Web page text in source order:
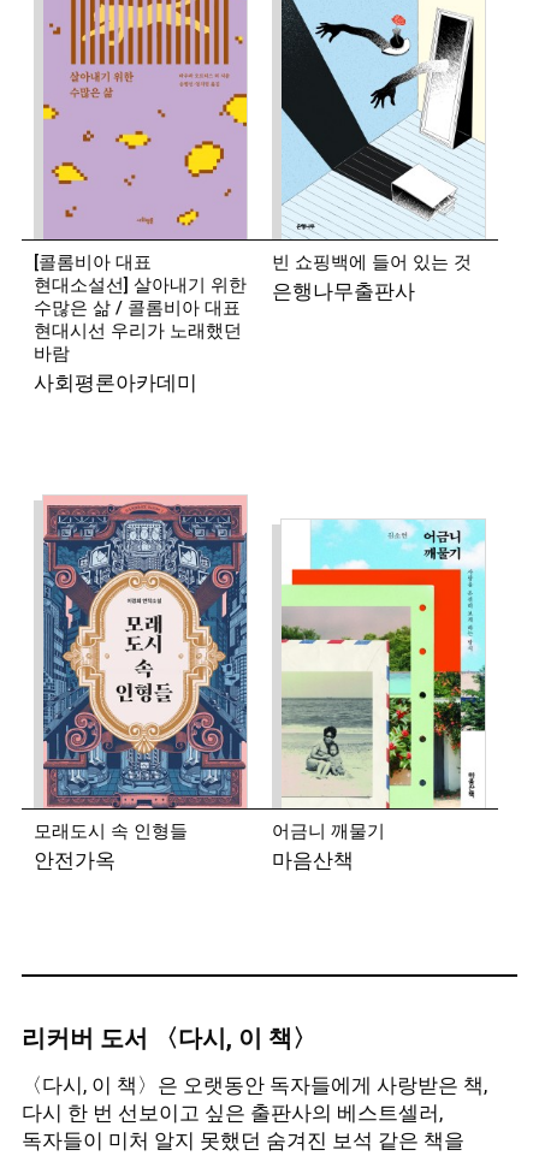
2000년 서울신문 신춘문예에 단편소설이 당선되며
작품활동을 시작했다. 소설집 『아오이가든』 『사육장
쪽으로』 『저녁의 구애』 『밤이 지나간다』
『소년이로』 『어쩌면 스무 번』, 장편소설 『재와
빨강』 『서쪽 숲에 갔다』 『선의 법칙』 『홀』
『죽은 자로 하여금』 등이 있다.
[콜롬비아 대표
현대소설선] 살아내기 위한
수많은 삶 / 콜롬비아 대표
현대시선 우리가 노래했던
바람
사회평론아카데미
빈 쇼핑백에 들어 있는 것
은행나무출판사
모래도시 속 인형들
안전가옥
어금니 깨물기
마음산책
리커버 도서 〈다시, 이 책〉
〈다시, 이 책〉은 오랫동안 독자들에게 사랑받은 책,
다시 한 번 선보이고 싶은 출판사의 베스트셀러,
독자들이 미처 알지 못했던 숨겨진 보석 같은 책을